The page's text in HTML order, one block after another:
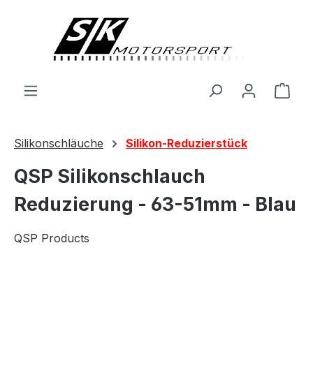
Silikonschläuche Silikon-Reduzierstück
QSP Silikonschlauch
Reduzierung - 63-51mm - Blau
QSP Products